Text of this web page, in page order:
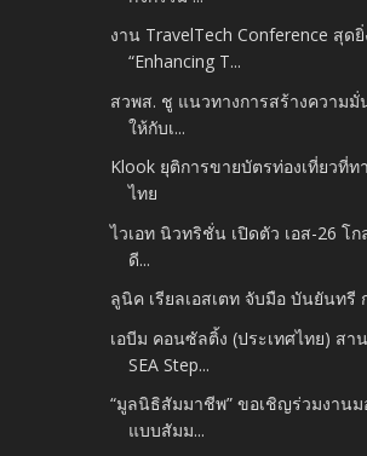
งาน TravelTech Conference สุด
“Enhancing T...
สวพส. ชู แนวทางการสร้างความมั่
ให้กับเ...
Klook ยุติการขายบัตรท่องเที่ยวที่
ไทย
ไวเอท นิวทริชั่น เปิดตัว เอส-26 โ
ดี...
ลูนิค เรียลเอสเตท จับมือ บันยันทรี
เอบีม คอนซัลติ้ง (ประเทศไทย) สา
SEA Step...
“มูลนิธิสัมมาชีพ” ขอเชิญร่วมงาน
แบบสัมม...